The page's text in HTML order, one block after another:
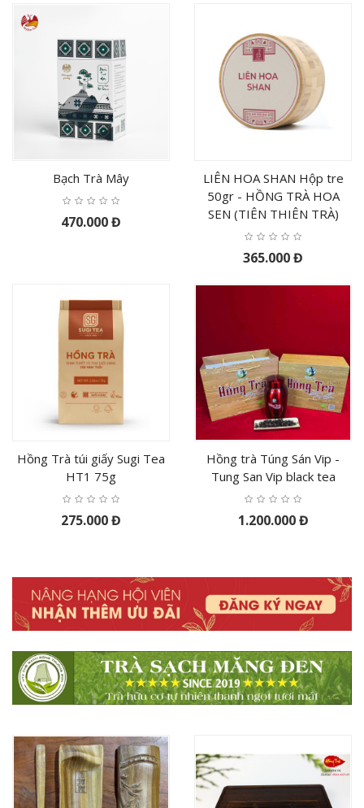
Bạch Trà Mây
470.000 Đ
Hồng Trà túi giấy Sugi Tea
HT1 75g
275.000 Đ
LIÊN HOA SHAN Hộp tre
50gr - HỒNG TRÀ HOA
SEN (TIÊN THIÊN TRÀ)
365.000 Đ
Hồng trà Túng Sán Vip -
Tung San Vip black tea
1.200.000 Đ